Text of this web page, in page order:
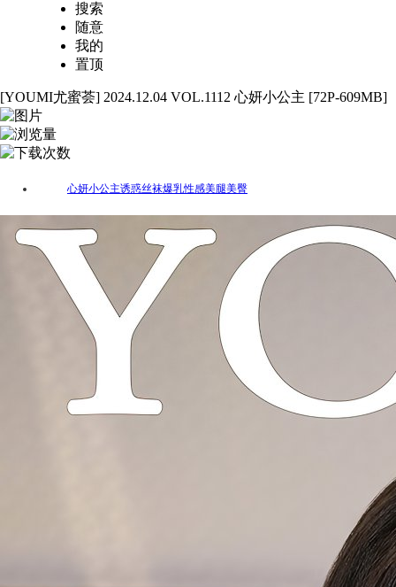
搜索
随意
我的
置顶
[YOUMI尤蜜荟] 2024.12.04 VOL.1112 心妍小公主 [72P-609MB]
心妍小公主诱惑丝袜爆乳性感美腿美臀